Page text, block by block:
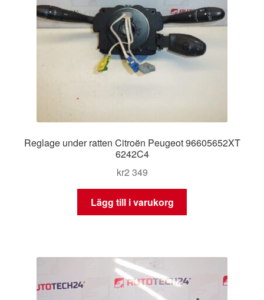
Reglage under ratten Citroën Peugeot 96605652XT
6242C4
kr2 349
Lägg till i varukorg